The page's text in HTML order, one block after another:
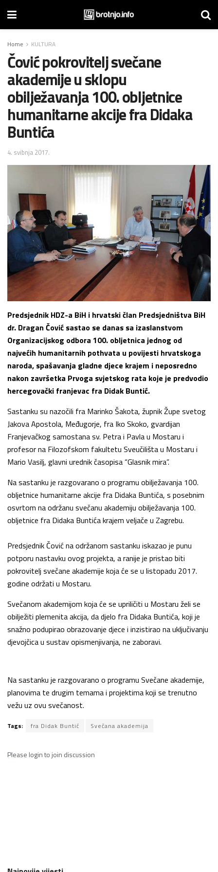
Home KULTURA
Čović pokrovitelj svečane
akademije u sklopu
obilježavanja 100. obljetnice
humanitarne akcije fra Didaka
Buntića
4. svibnja 2017.
Predsjednik HDZ-a BiH i hrvatski član Predsjedništva BiH
dr. Dragan Čović sastao se danas sa izaslanstvom
Organizacijskog odbora 100. obljetnica jednog od
najvećih humanitarnih pothvata u povijesti hrvatskoga
naroda, spašavanja gladne djece krajem i neposredno
nakon završetka Prvoga svjetskog rata koje je predvodio
hercegovački franjevac fra Didak Buntić.
Sastanku su nazočili fra Marinko Šakota, župnik Župe svetog
Jakova Apostola, Međugorje, fra Iko Skoko, gvardijan
Franjevačkog samostana sv. Petra i Pavla u Mostaru i
profesor na Filozofskom fakultetu Sveučilišta u Mostaru i
Mario Vasilj, glavni urednik časopisa “Glasnik mira”.
Na sastanku je razgovarano o programu obilježavanja 100.
obljetnice humanitarne akcije fra Didaka Buntića, s posebnim
osvrtom na održanu svečanu akademiju obilježavanja 100.
obljetnice fra Didaka Buntića krajem veljače u Zagrebu.
Predsjednik Čović na održanom sastanku iskazao je punu
potporu nastavku ovog projekta, a ranije je pristao biti
pokrovitelj svečane akademije koja će se u listopadu 2017.
godine održati u Mostaru.
Svečanom akademijom koja će se upriličiti u Mostaru želi se
obilježiti plemenita akcija, da djelo fra Didaka Buntića, koji je
snažno podupirao obrazovanje djece i inzistirao na uključivanju
djevojčica u sustav opismenjivanja, ne zaboravi.
Na sastanku je razgovarano o programu Svečane akademije,
planovima te drugim temama i projektima koji se trenutno
vežu uz ovu svečanost.
Tags: fra Didak Buntić Svečana akademija
Please loginto join discussion